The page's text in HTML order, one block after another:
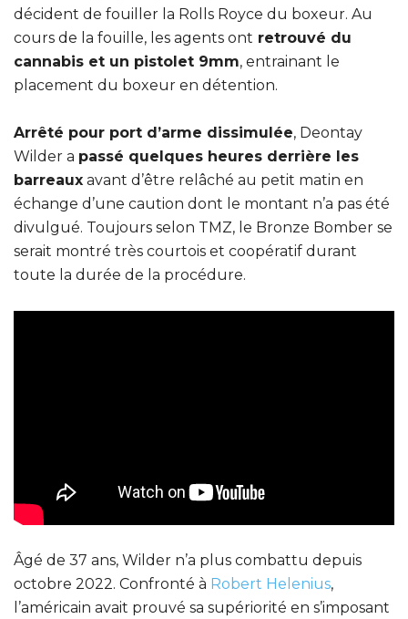
décident de fouiller la Rolls Royce du boxeur. Au
cours de la fouille, les agents ont retrouvé du
cannabis et un pistolet 9mm, entrainant le
placement du boxeur en détention.
Arrêté pour port d’arme dissimulée, Deontay
Wilder a passé quelques heures derrière les
barreaux avant d’être relâché au petit matin en
échange d’une caution dont le montant n’a pas été
divulgué. Toujours selon TMZ, le Bronze Bomber se
serait montré très courtois et coopératif durant
toute la durée de la procédure.
Âgé de 37 ans, Wilder n’a plus combattu depuis
octobre 2022. Confronté à Robert Helenius,
l’américain avait prouvé sa supériorité en s’imposant